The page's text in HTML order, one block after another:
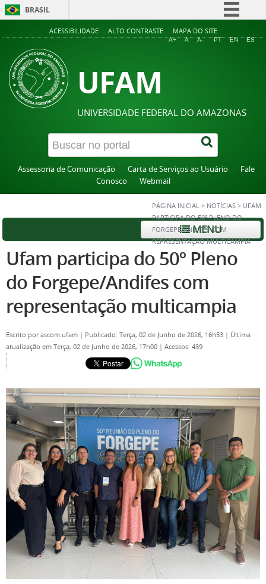
BRASIL
Simplifique!
Acesso à informação
ACESSIBILIDADE ALTO CONTRASTE MAPA DO SITE
A+ A A- PT EN ES
UFAM
UNIVERSIDADE FEDERAL DO AMAZONAS
Assessoria de Comunicação Carta de Serviços ao Usuário
Fale
Conosco
Webmail
PÁGINA INICIAL > NOTÍCIAS > UFAM
PARTICIPA DO 50º PLENO DO
FORGEPE/ANDIFES COM
REPRESENTAÇÃO MULTICAMPIA
MENU
Ufam participa do 50º Pleno
do Forgepe/Andifes com
representação multicampia
Escrito porascom.ufam | Publicado: Terça, 02 de Junho de 2026, 16h53 | Última
atualização em Terça, 02 de Junho de 2026, 17h00 | Acessos: 439